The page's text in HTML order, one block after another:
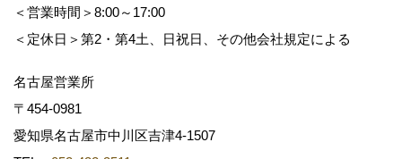
＜営業時間＞8:00～17:00
＜定休日＞第2・第4土、日祝日、その他会社規定による
名古屋営業所
〒454-0981
愛知県名古屋市中川区吉津4-1507